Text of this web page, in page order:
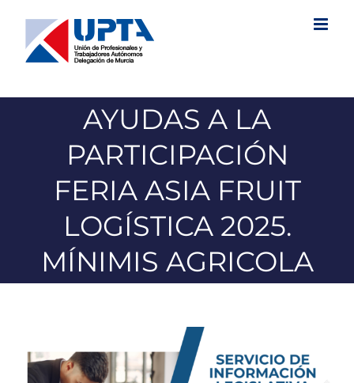
contenido
AYUDAS A LA
PARTICIPACIÓN
FERIA ASIA FRUIT
LOGÍSTICA 2025.
MÍNIMIS AGRICOLA
imagen